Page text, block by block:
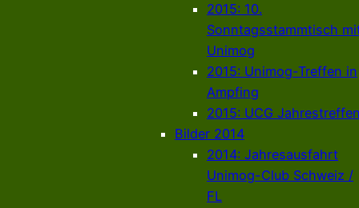
2015: 10.
Sonntagsstammtisch
Unimog
2015: Unimog-Treffen in
Ampfing
2015: UCG
Bilder 2014
2014: Jahresausfahrt
Unimog-Club Schweiz /
FL